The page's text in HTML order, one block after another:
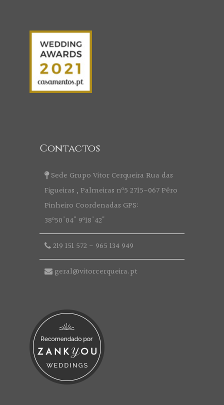
Contactos
Sede Grupo Vitor Cerqueira Rua das
Figueiras , Palmeiras nº5 2715-067 Pêro
Pinheiro Coordenadas GPS:
38º50'04" 9º18'42"
219 151 572 - 965 134 949
geral@vitorcerqueira.pt